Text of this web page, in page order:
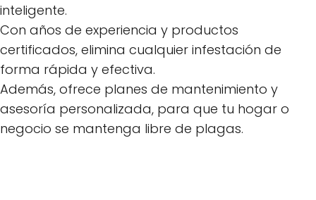
inteligente.
Con años de experiencia y productos
certificados, elimina cualquier infestación de
forma rápida y efectiva.
Además, ofrece planes de mantenimiento y
asesoría personalizada, para que tu hogar o
negocio se mantenga libre de plagas.